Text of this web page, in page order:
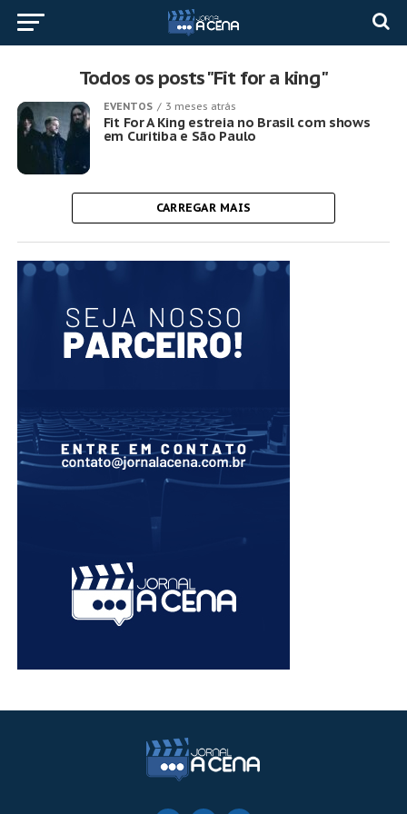
Todos os posts "Fit for a king"
EVENTOS 3 meses atrás
Fit For A King estreia no Brasil com shows
em Curitiba e São Paulo
CARREGAR MAIS